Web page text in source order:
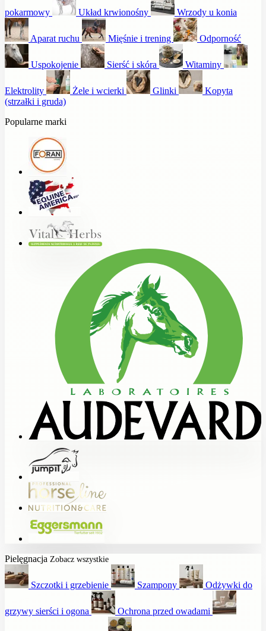
pokarmowy Układ krwionośny Wrzody u konia
Aparat ruchu Mięśnie i trening Odporność
Uspokojenie Sierść i skóra Witaminy
Elektrolity Żele i wcierki Glinki
Kopyta
(strzałki i gruda)
Popularne marki
Pielęgnacja Zobacz wszystkie
Szczotki i grzebienie Szampony Odżywki do
grzywy sierści i ogona Ochrona przed owadami